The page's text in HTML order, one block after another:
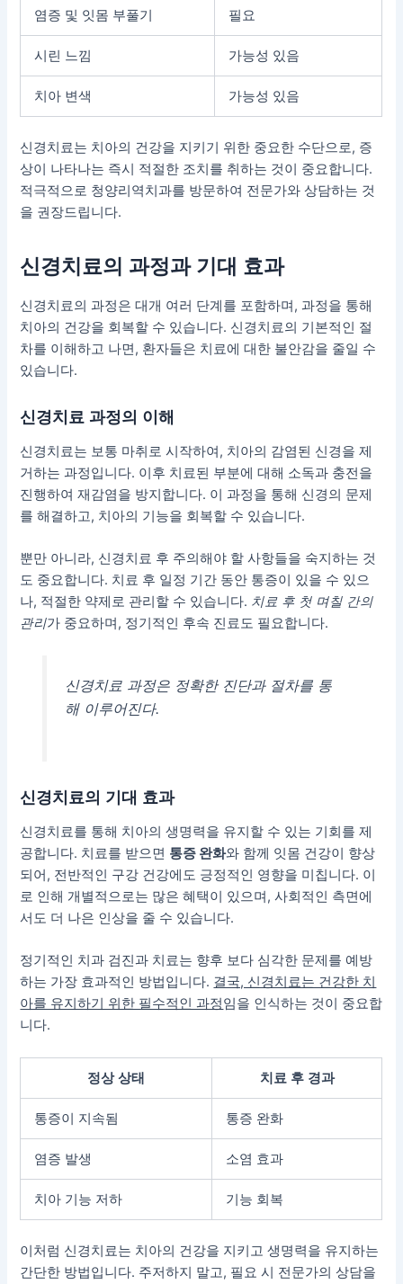
염증 및 잇몸 부풀기 필요
시린 느낌 가능성 있음
치아 변색 가능성 있음
신경치료는 치아의 건강을 지키기 위한 중요한 수단으로, 증
상이 나타나는 즉시 적절한 조치를 취하는 것이 중요합니다.
적극적으로 청양리역치과를 방문하여 전문가와 상담하는 것
을 권장드립니다.
신경치료의 과정과 기대 효과
신경치료의 과정은 대개 여러 단계를 포함하며, 과정을 통해
치아의 건강을 회복할 수 있습니다. 신경치료의 기본적인 절
차를 이해하고 나면, 환자들은 치료에 대한 불안감을 줄일 수
있습니다.
신경치료 과정의 이해
신경치료는 보통 마취로 시작하여, 치아의 감염된 신경을 제
거하는 과정입니다. 이후 치료된 부분에 대해 소독과 충전을
진행하여 재감염을 방지합니다. 이 과정을 통해 신경의 문제
를 해결하고, 치아의 기능을 회복할 수 있습니다.
뿐만 아니라, 신경치료 후 주의해야 할 사항들을 숙지하는 것
도 중요합니다. 치료 후 일정 기간 동안 통증이 있을 수 있으
나, 적절한 약제로 관리할 수 있습니다. 치료 후 첫 며칠 간의
관리가 중요하며, 정기적인 후속 진료도 필요합니다.
신경치료 과정은 정확한 진단과 절차를 통
해 이루어진다.
신경치료의 기대 효과
신경치료를 통해 치아의 생명력을 유지할 수 있는 기회를 제
공합니다. 치료를 받으면 통증 완화와 함께 잇몸 건강이 향상
되어, 전반적인 구강 건강에도 긍정적인 영향을 미칩니다. 이
로 인해 개별적으로는 많은 혜택이 있으며, 사회적인 측면에
서도 더 나은 인상을 줄 수 있습니다.
정기적인 치과 검진과 치료는 향후 보다 심각한 문제를 예방
하는 가장 효과적인 방법입니다. 결국, 신경치료는 건강한 치
아를 유지하기 위한 필수적인 과정임을 인식하는 것이 중요합
니다.
정상 상태 치료 후 경과
통증이 지속됨 통증 완화
염증 발생 소염 효과
치아 기능 저하 기능 회복
이처럼 신경치료는 치아의 건강을 지키고 생명력을 유지하는
간단한 방법입니다. 주저하지 말고, 필요 시 전문가의 상담을